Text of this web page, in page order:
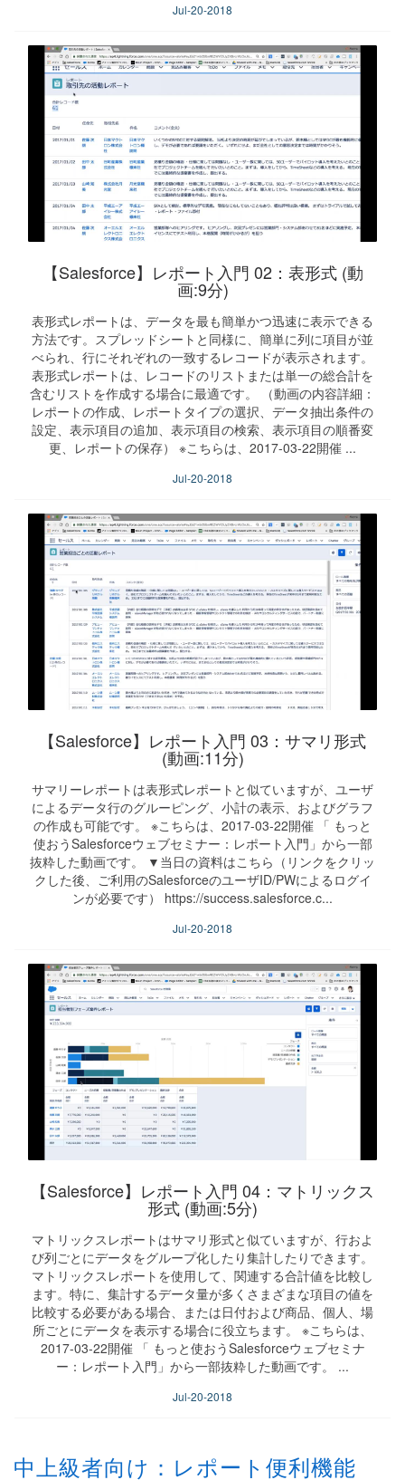
Jul-20-2018
【Salesforce】レポート入門 02：表形式 (動
画:9分)
表形式レポートは、データを最も簡単かつ迅速に表示できる
方法です。スプレッドシートと同様に、簡単に列に項目が並
べられ、行にそれぞれの一致するレコードが表示されます。
表形式レポートは、レコードのリストまたは単一の総合計を
含むリストを作成する場合に最適です。 （動画の内容詳細：
レポートの作成、レポートタイプの選択、データ抽出条件の
設定、表示項目の追加、表示項目の検索、表示項目の順番変
更、レポートの保存） ※こちらは、2017-03-22開催 ...
Jul-20-2018
【Salesforce】レポート入門 03：サマリ形式
(動画:11分)
サマリーレポートは表形式レポートと似ていますが、ユーザ
によるデータ行のグルーピング、小計の表示、およびグラフ
の作成も可能です。 ※こちらは、2017-03-22開催 「 もっと
使おうSalesforceウェブセミナー：レポート入門」から一部
抜粋した動画です。 ▼当日の資料はこちら（リンクをクリッ
クした後、ご利用のSalesforceのユーザID/PWによるログイ
ンが必要です） https://success.salesforce.c...
Jul-20-2018
【Salesforce】レポート入門 04：マトリックス
形式 (動画:5分)
マトリックスレポートはサマリ形式と似ていますが、行およ
び列ごとにデータをグループ化したり集計したりできます。
マトリックスレポートを使用して、関連する合計値を比較し
ます。特に、集計するデータ量が多くさまざまな項目の値を
比較する必要がある場合、または日付および商品、個人、場
所ごとにデータを表示する場合に役立ちます。 ※こちらは、
2017-03-22開催 「 もっと使おうSalesforceウェブセミナ
ー：レポート入門」から一部抜粋した動画です。 ...
Jul-20-2018
中上級者向け：レポート便利機能